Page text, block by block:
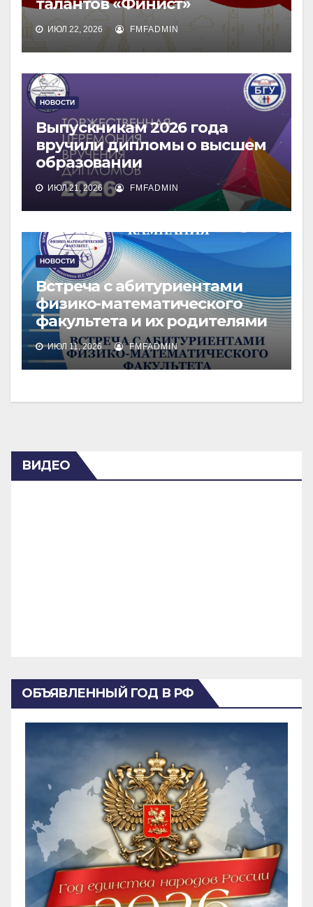
талантов «Финист»
ИЮЛ 22, 2026 FMFADMIN
НОВОСТИ
Выпускникам 2026 года
вручили дипломы о высшем
образовании
ИЮЛ 21, 2026 FMFADMIN
НОВОСТИ
Встреча с абитуриентами
физико-математического
факультета и их родителями
ИЮЛ 11, 2026 FMFADMIN
ВИДЕО
ОБЪЯВЛЕННЫЙ ГОД В РФ